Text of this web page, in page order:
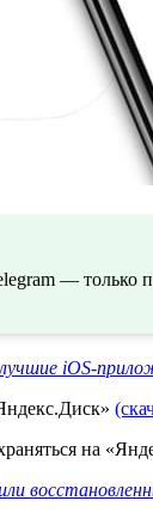
— только
iOS-
на